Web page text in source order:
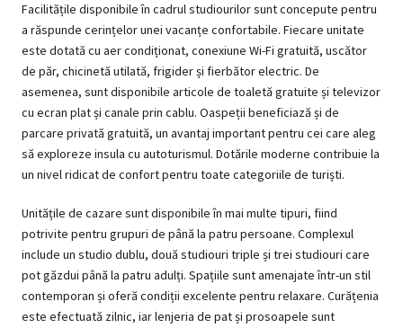
Facilitățile disponibile în cadrul studiourilor sunt concepute pentru
a răspunde cerințelor unei vacanțe confortabile. Fiecare unitate
este dotată cu aer condiționat, conexiune Wi-Fi gratuită, uscător
de păr, chicinetă utilată, frigider și fierbător electric. De
asemenea, sunt disponibile articole de toaletă gratuite și televizor
cu ecran plat și canale prin cablu. Oaspeții beneficiază și de
parcare privată gratuită, un avantaj important pentru cei care aleg
să exploreze insula cu autoturismul. Dotările moderne contribuie la
un nivel ridicat de confort pentru toate categoriile de turiști.
Unitățile de cazare sunt disponibile în mai multe tipuri, fiind
potrivite pentru grupuri de până la patru persoane. Complexul
include un studio dublu, două studiouri triple și trei studiouri care
pot găzdui până la patru adulți. Spațiile sunt amenajate într-un stil
contemporan și oferă condiții excelente pentru relaxare. Curățenia
este efectuată zilnic, iar lenjeria de pat și prosoapele sunt